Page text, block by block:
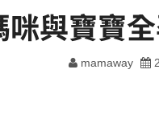
咪與寶寶
mamaway